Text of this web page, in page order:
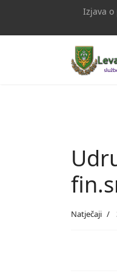
Izjava
Natječaji